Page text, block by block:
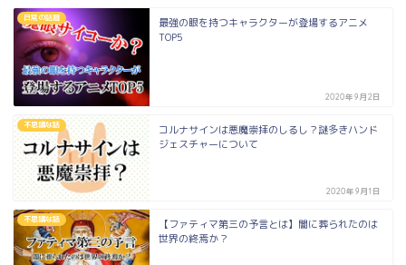
日常の話題
最強の眼を持つキャラクターが登場するアニメ
TOP5
2020年9月2日
不思議な話
コルナサインは悪魔崇拝のしるし？謎多きハンド
ジェスチャーについて
2020年9月1日
不思議な話
【ファティマ第三の予言とは】闇に葬られたのは
世界の終焉か？